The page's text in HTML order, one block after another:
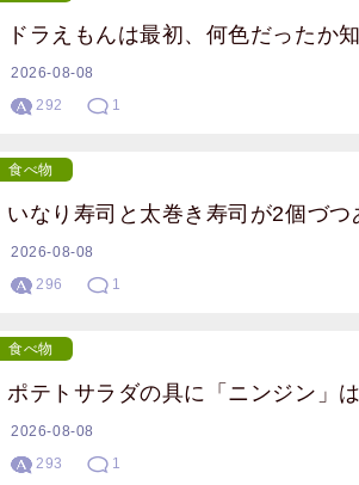
ドラえもんは最初、何色だったか
2026-08-08
292
1
いなり寿司と太巻き寿司が2個づ
食べ物
2026-08-08
296
1
ポテトサラダの具に「ニンジン」
食べ物
2026-08-08
293
1